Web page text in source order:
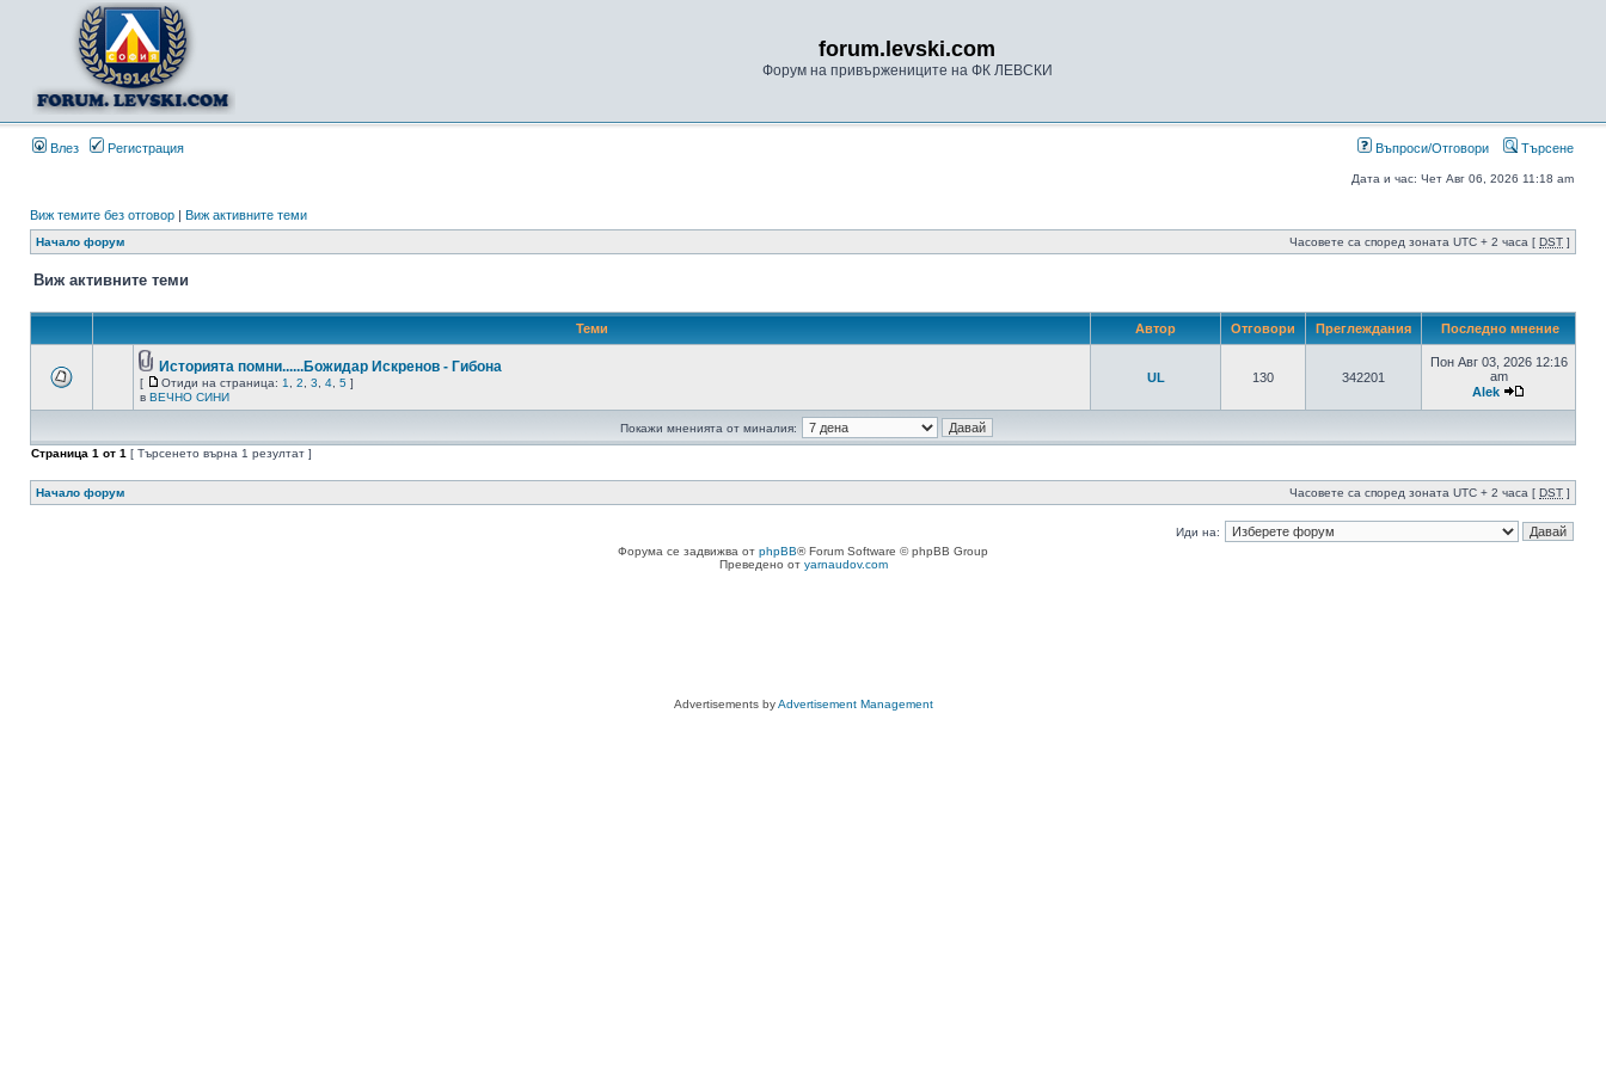
forum.levski.com
Форум на привържениците на ФК ЛЕВСКИ
Влез Регистрация Въпроси/Отговори Търсене
Дата и час: Чет Авг 06, 2026 11:18 am
Виж темите без отговор | Виж активните теми
Начало форум Часовете са според зоната UTC + 2 часа [ DST ]
Виж активните теми
Теми Автор Отговори Преглеждания Последно мнение
Историята помни......Божидар Искренов - Гибона
[ Отиди на страница: 1 2 3 4 5 ]
в ВЕЧНО СИНИ
UL 130 342201
Пон Авг 03, 2026 12:16
am
Alek
Покажи мненията от миналия:
Страница 1 от 1 [ Търсенето върна 1 резултат ]
Начало форум Часовете са според зоната UTC + 2 часа [ DST ]
Иди на:
Форума се задвижва от phpBB® Forum Software © phpBB Group
Преведено от yarnaudov.com
Advertisements byAdvertisement Management